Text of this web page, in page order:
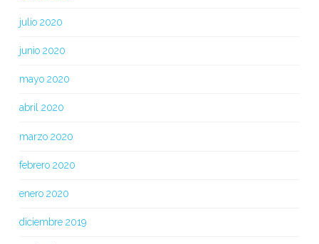
julio 2020
junio 2020
mayo 2020
abril 2020
marzo 2020
febrero 2020
enero 2020
diciembre 2019